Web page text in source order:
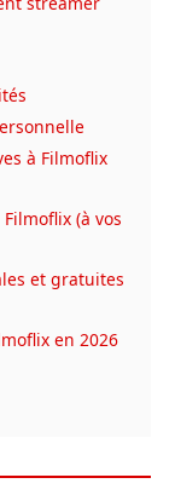
à Filmoflix
(à vos
et gratuites
en 2026